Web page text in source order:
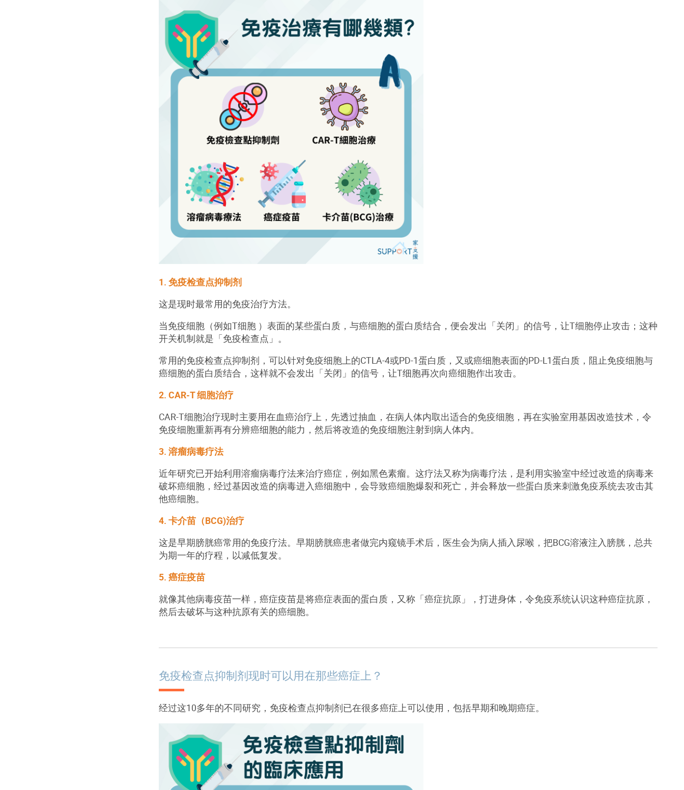
1. 免疫检查点抑制剂
这是现时最常用的免疫治疗方法。
当免疫细胞（例如T细胞 ）表面的某些蛋白质，与癌细胞的蛋白质结合，便会发出「关闭」的信号，让T细胞停止攻击；这种
开关机制就是「免疫检查点」。
常用的免疫检查点抑制剂，可以针对免疫细胞上的CTLA-4或PD-1蛋白质，又或癌细胞表面的PD-L1蛋白质，阻止免疫细胞与
癌细胞的蛋白质结合，这样就不会发出「关闭」的信号，让T细胞再次向癌细胞作出攻击。
2. CAR-T 细胞治疗
CAR-T细胞治疗现时主要用在血癌治疗上，先透过抽血，在病人体内取出适合的免疫细胞，再在实验室用基因改造技术，令
免疫细胞重新再有分辨癌细胞的能力，然后将改造的免疫细胞注射到病人体内。
3. 溶瘤病毒疗法
近年研究已开始利用溶瘤病毒疗法来治疗癌症，例如黑色素瘤。这疗法又称为病毒疗法，是利用实验室中经过改造的病毒来
破坏癌细胞，经过基因改造的病毒进入癌细胞中，会导致癌细胞爆裂和死亡，并会释放一些蛋白质来刺激免疫系统去攻击其
他癌细胞。
4. 卡介苗（BCG)治疗
这是早期膀胱癌常用的免疫疗法。早期膀胱癌患者做完内窥镜手术后，医生会为病人插入尿喉，把BCG溶液注入膀胱，总共
为期一年的疗程，以减低复发。
5. 癌症疫苗
就像其他病毒疫苗一样，癌症疫苗是将癌症表面的蛋白质，又称「癌症抗原」，打进身体，令免疫系统认识这种癌症抗原，
然后去破坏与这种抗原有关的癌细胞。
免疫检查点抑制剂现时可以用在那些癌症上？
经过这10多年的不同研究，免疫检查点抑制剂已在很多癌症上可以使用，包括早期和晚期癌症。